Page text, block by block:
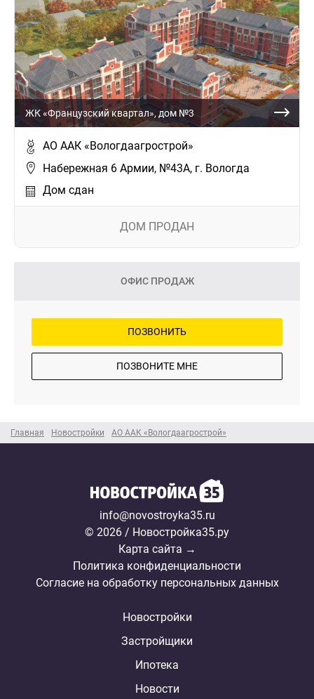
Главная Новостройки АО ААК «Вологдаагрострой»
ЖК «Французский квартал», дом №3
АО ААК «Вологдаагрострой»
Набережная 6 Армии, №43А, г. Вологда
Дом сдан
ДОМ ПРОДАН
ОФИС ПРОДАЖ
ПОЗВОНИТЬ
ПОЗВОНИТЕ МНЕ
info@novostroyka35.ru
© 2026 / Новостройка35.ру
Карта сайта →
Политика конфиденциальности
Согласие на обработку персональных данных
Новостройки
Застройщики
Ипотека
Новости